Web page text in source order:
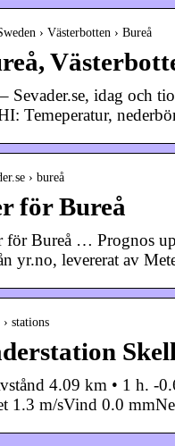
› Västerbotten › Bureå
Sevader.se, idag och
Temeperatur,
› bureå
för Bureå
för Bureå … Prognos
yr.no, levererat av
stations
4.09 km • 1 h. -
1.3 m/sVind 0.0